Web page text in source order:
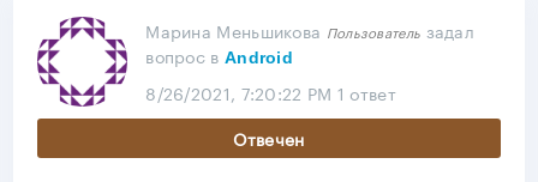
Марина Меньшикова Пользователь задал
вопрос в Android
8/26/2021, 7:20:22 PM 1 ответ
Отвечен